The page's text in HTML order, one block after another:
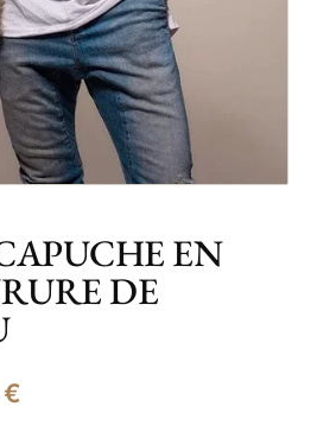
EN
DE
€Le